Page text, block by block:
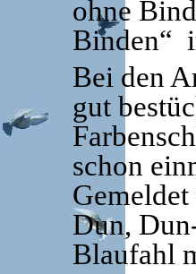
ohne
Binden“
Bei den
gut
schon
Dun,
Blaufahl